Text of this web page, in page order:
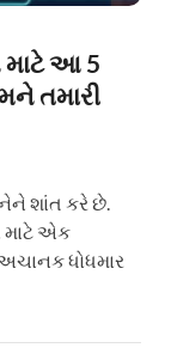
માટે આ 5
તમારી
શાંત કરે છે.
માટે એક
ધોધમાર